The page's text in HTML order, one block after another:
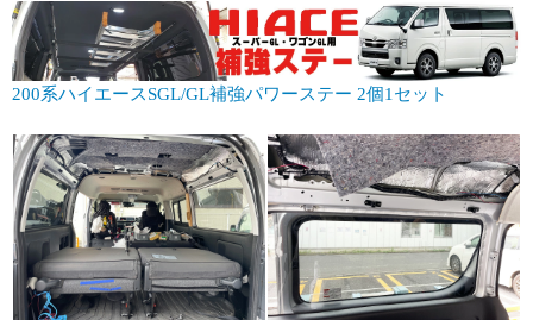
200系ハイエースSGL/GL補強パワーステー 2個1セット